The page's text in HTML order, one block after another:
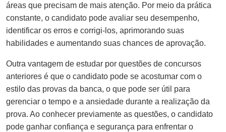
áreas que precisam de mais atenção. Por meio da prática
constante, o candidato pode avaliar seu desempenho,
identificar os erros e corrigi-los, aprimorando suas
habilidades e aumentando suas chances de aprovação.
Outra vantagem de estudar por questões de concursos
anteriores é que o candidato pode se acostumar com o
estilo das provas da banca, o que pode ser útil para
gerenciar o tempo e a ansiedade durante a realização da
prova. Ao conhecer previamente as questões, o candidato
pode ganhar confiança e segurança para enfrentar o